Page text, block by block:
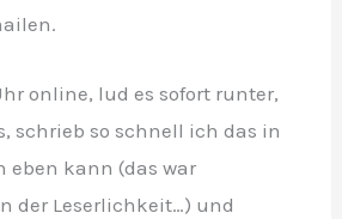
online, lud es sofort runter,
schrieb so schnell ich das in
eben kann (das war
der Leserlichkeit…) und